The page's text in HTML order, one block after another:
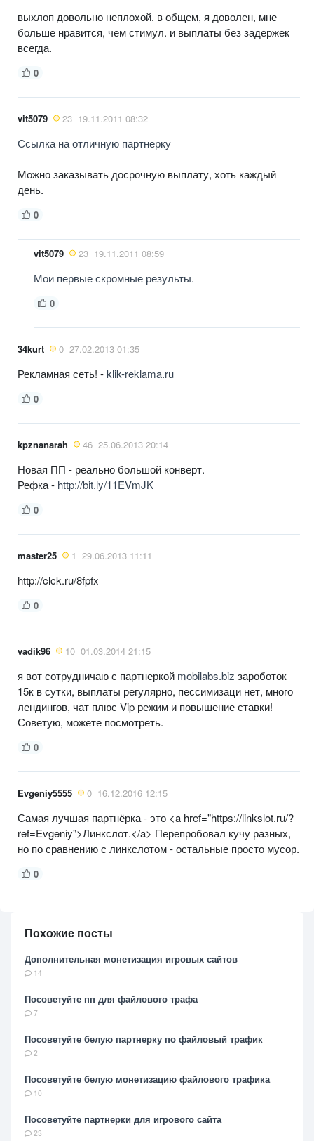
выхлоп довольно неплохой. в общем, я доволен, мне
больше нравится, чем стимул. и выплаты без задержек
всегда.
0
vit5079 23 19.11.2011 08:32
Ссылка на отличную партнерку
Можно заказывать досрочную выплату, хоть каждый
день.
0
vit5079 23 19.11.2011 08:59
Мои первые скромные результы.
0
34kurt 0 27.02.2013 01:35
Рекламная сеть! -klik-reklama.ru
0
kpznanarah 46 25.06.2013 20:14
Новая ПП - реально большой конверт.
Рефка - http://bit.ly/11EVmJK
0
master25 1 29.06.2013 11:11
http://clck.ru/8fpfx
0
vadik96 10 01.03.2014 21:15
я вот сотрудничаю с партнеркой mobilabs.biz зароботок
15к в сутки, выплаты регулярно, пессимизаци нет, много
лендингов, чат плюс Vip режим и повышение ставки!
Советую, можете посмотреть.
0
Evgeniy5555 0 16.12.2016 12:15
Самая лучшая партнёрка - это <a href="https://linkslot.ru/?
ref=Evgeniy">Линкслот.</a> Перепробовал кучу разных,
но по сравнению с линкслотом - остальные просто мусор.
0
Похожие посты
Дополнительная монетизация игровых сайтов
14
Посоветуйте пп для файлового трафа
7
Посоветуйте белую партнерку по файловый трафик
2
Посоветуйте белую монетизацию файлового трафика
10
Посоветуйте партнерки для игрового сайта
23